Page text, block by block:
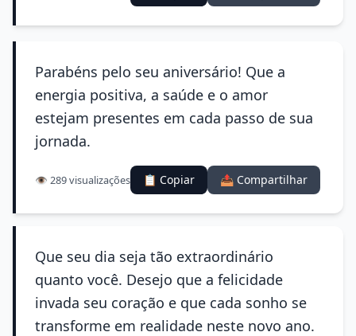
Parabéns pelo seu aniversário! Que a
energia positiva, a saúde e o amor
estejam presentes em cada passo de sua
jornada.
👁️ 289 visualizações 📋 Copiar 📤 Compartilhar
Que seu dia seja tão extraordinário
quanto você. Desejo que a felicidade
invada seu coração e que cada sonho se
transforme em realidade neste novo ano.